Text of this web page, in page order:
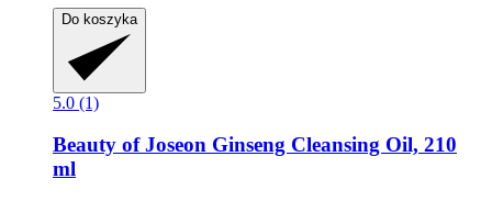
Do koszyka
5.0 (1)
Beauty of Joseon Ginseng Cleansing Oil, 210
ml